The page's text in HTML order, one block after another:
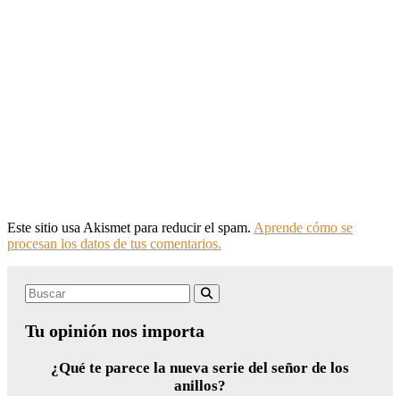
Este sitio usa Akismet para reducir el spam. Aprende cómo se
procesan los datos de tus comentarios.
Search
Tu opinión nos importa
¿Qué te parece la nueva serie del señor de los
anillos?